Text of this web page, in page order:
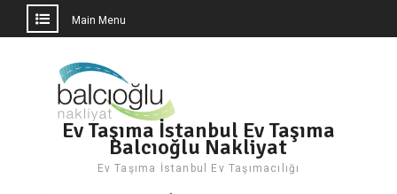
Main Menu
Ev Taşıma İstanbul Ev Taşıma
Balcıoğlu Nakliyat
Ev Taşıma İstanbul Ev Taşımacılığı